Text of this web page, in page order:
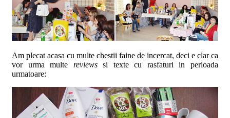
Am plecat acasa cu multe chestii faine de incercat, deci e clar ca
vor urma multe reviewssi texte cu rasfaturi in perioada
urmatoare: